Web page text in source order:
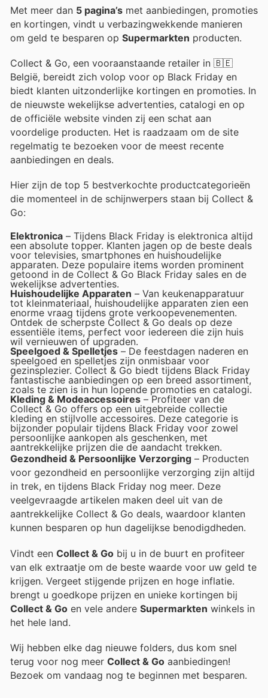
Met meer dan 5 pagina’s met aanbiedingen, promoties
en kortingen, vindt u verbazingwekkende manieren
om geld te besparen op Supermarkten producten.
Collect & Go, een vooraanstaande retailer in 🇧🇪
België, bereidt zich volop voor op Black Friday en
biedt klanten uitzonderlijke kortingen en promoties. In
de nieuwste wekelijkse advertenties, catalogi en op
de officiële website vinden zij een schat aan
voordelige producten. Het is raadzaam om de site
regelmatig te bezoeken voor de meest recente
aanbiedingen en deals.
Hier zijn de top 5 bestverkochte productcategorieën
die momenteel in de schijnwerpers staan bij Collect &
Go:
Elektronica – Tijdens Black Friday is elektronica altijd
een absolute topper. Klanten jagen op de beste deals
voor televisies, smartphones en huishoudelijke
apparaten. Deze populaire items worden prominent
getoond in de Collect & Go Black Friday sales en de
wekelijkse advertenties.
Huishoudelijke Apparaten – Van keukenapparatuur
tot kleinmateriaal, huishoudelijke apparaten zien een
enorme vraag tijdens grote verkoopevenementen.
Ontdek de scherpste Collect & Go deals op deze
essentiële items, perfect voor iedereen die zijn huis
wil vernieuwen of upgraden.
Speelgoed & Spelletjes – De feestdagen naderen en
speelgoed en spelletjes zijn onmisbaar voor
gezinsplezier. Collect & Go biedt tijdens Black Friday
fantastische aanbiedingen op een breed assortiment,
zoals te zien is in hun lopende promoties en catalogi.
Kleding & Modeaccessoires – Profiteer van de
Collect & Go offers op een uitgebreide collectie
kleding en stijlvolle accessoires. Deze categorie is
bijzonder populair tijdens Black Friday voor zowel
persoonlijke aankopen als geschenken, met
aantrekkelijke prijzen die de aandacht trekken.
Gezondheid & Persoonlijke Verzorging – Producten
voor gezondheid en persoonlijke verzorging zijn altijd
in trek, en tijdens Black Friday nog meer. Deze
veelgevraagde artikelen maken deel uit van de
aantrekkelijke Collect & Go deals, waardoor klanten
kunnen besparen op hun dagelijkse benodigdheden.
Vindt een Collect & Go bij u in de buurt en profiteer
van elk extraatje om de beste waarde voor uw geld te
krijgen. Vergeet stijgende prijzen en hoge inflatie.
brengt u goedkope prijzen en unieke kortingen bij
Collect & Go en vele andere Supermarkten winkels in
het hele land.
Wij hebben elke dag nieuwe folders, dus kom snel
terug voor nog meer Collect & Go aanbiedingen!
Bezoek om vandaag nog te beginnen met besparen.